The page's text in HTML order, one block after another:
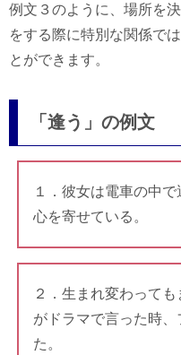
例文３のように、場所を
をする際に特別な関係で
とができます。
「逢う」の例文
１．彼女は電車の中
心を寄せている。
２．生まれ変わって
がドラマで言った時
た。